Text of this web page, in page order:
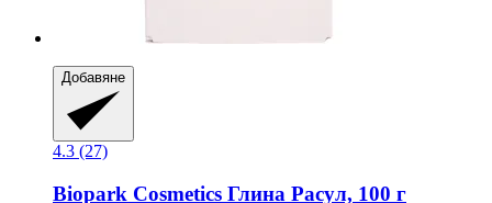
Добавяне
4.3 (27)
Biopark Cosmetics Глина Расул, 100 г